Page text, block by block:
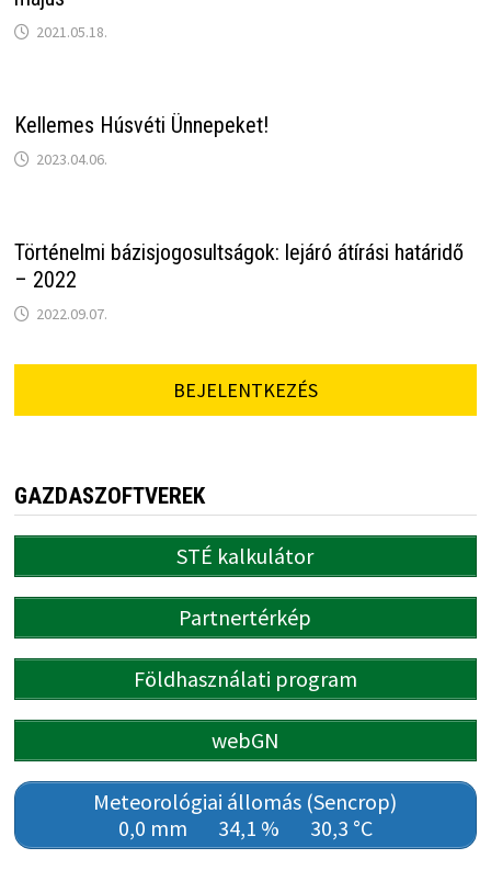
2021.05.18.
Kellemes Húsvéti Ünnepeket!
2023.04.06.
Történelmi bázisjogosultságok: lejáró átírási határidő
– 2022
2022.09.07.
BEJELENTKEZÉS
GAZDASZOFTVEREK
STÉ kalkulátor
Partnertérkép
Földhasználati program
webGN
Meteorológiai állomás (Sencrop)
0,0 mm
34,1 % 30,3 °C